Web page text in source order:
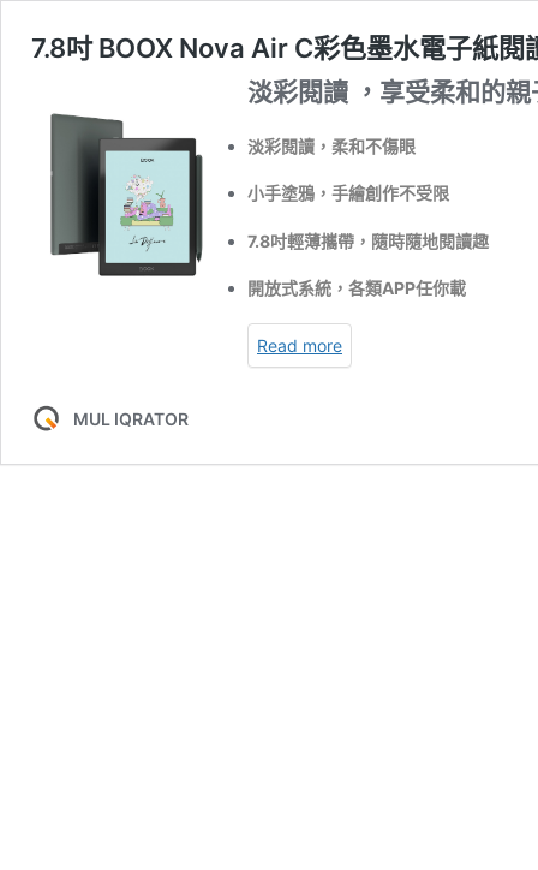
7.8吋 BOOX Nova Air C彩色墨水電子紙閱
淡彩閱讀 ，享受柔和的
淡彩閱讀，柔和不傷眼
小手塗鴉，手繪創作不受限
7.8吋輕薄攜帶，隨時隨地閱讀趣
開放式系統，各類APP任你載
Read more
MUL IQRATOR